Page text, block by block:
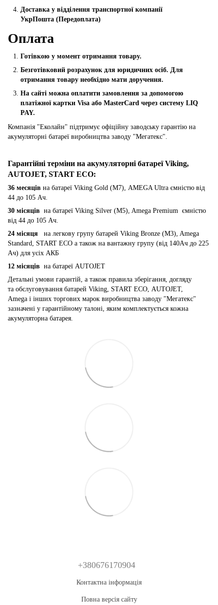
Доставка у відділення транспортної компанії
УкрПошта (Пeредоплата)
Оплата
Готівкою у момент отримання товару.
Безготівковий розрахунок для юридичних осіб. Для
отримання товару необхідно мати доручення.
На сайті можна оплатити замовлення за допомогою
платіжної картки Visa або MasterCard через систему LIQ
PAY.
Компанія "Еколайн" підтримує офіційну заводську гарантію на
акумуляторні батареї виробництва заводу "Мегатекс".
Гарантійні терміни на акумуляторні батареї Viking,
AUTOJET, START ECO:
36 месяців на батареї Viking Gold (M7), AMEGA Ultra ємністю від
44 до 105 Ач.
30 місяців на батареї Viking Silver (M5), Amega Premium ємністю
від 44 до 105 Ач.
24 місяця на легкову групу батарей Viking Bronze (M3), Amega
Standard, START ECO а також на вантажну групу (від 140Ач до 225
Ач) для усіх АКБ
12 місяців на батареї AUTOJET
Детальні умови гарантій, а також правила зберігання, догляду
та обслуговування батарей Viking, START ECO, AUTOJET,
Amega і інших торгових марок виробництва заводу "Мегатекс"
зазначені у гарантійному талоні, яким комплектується кожна
акумуляторна батарея.
+380676170904
Контактна інформація
Повна версія сайту